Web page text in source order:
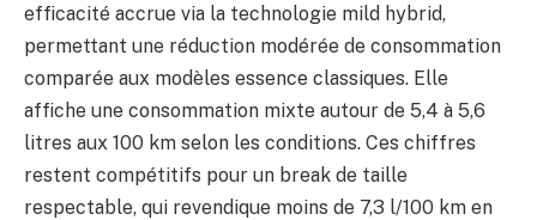
efficacité accrue via la technologie mild hybrid,
permettant une réduction modérée de consommation
comparée aux modèles essence classiques. Elle
affiche une consommation mixte autour de 5,4 à 5,6
litres aux 100 km selon les conditions. Ces chiffres
restent compétitifs pour un break de taille
respectable, qui revendique moins de 7,3 l/100 km en